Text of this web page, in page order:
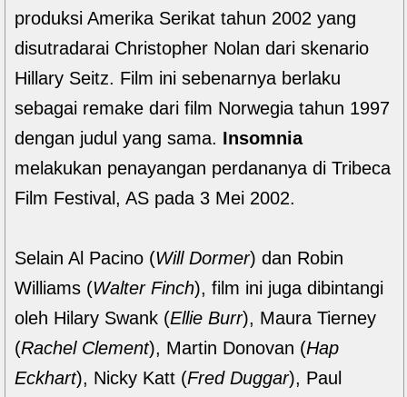
produksi Amerika Serikat tahun 2002 yang
disutradarai Christopher Nolan dari skenario
Hillary Seitz. Film ini sebenarnya berlaku
sebagai remake dari film Norwegia tahun 1997
dengan judul yang sama. Insomnia
melakukan penayangan perdananya di Tribeca
Film Festival, AS pada 3 Mei 2002.
Selain Al Pacino (Will Dormer) dan Robin
Williams (Walter Finch), film ini juga dibintangi
oleh Hilary Swank (Ellie Burr), Maura Tierney
(Rachel Clement), Martin Donovan (Hap
Eckhart), Nicky Katt (Fred Duggar), Paul